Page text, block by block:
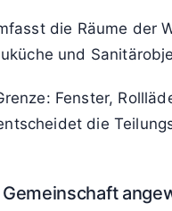
die Räume der
und
Fenster,
die